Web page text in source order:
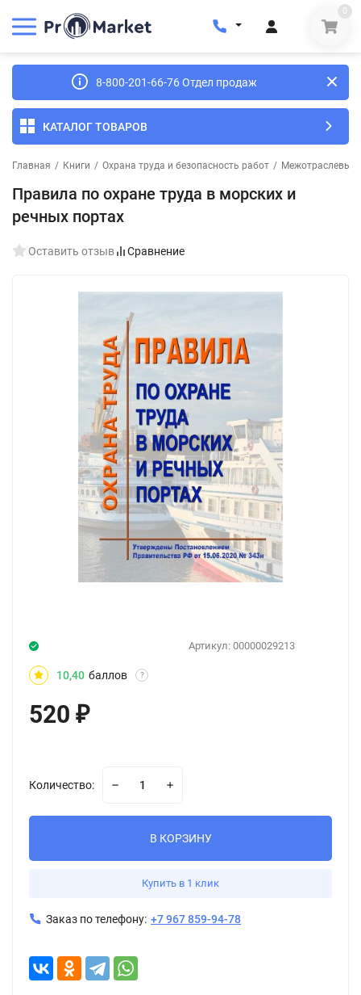
0
8-800-201-66-76 Отдел продаж
КАТАЛОГ ТОВАРОВ
Главная / Книги / Охрана труда и безопасность работ / Межотраслевые
Правила по охране труда в морских и
речных портах
Оставить отзыв Сравнение
Артикул: 00000029213
10,40 баллов ?
520 ₽
Количество:
В КОРЗИНУ
Купить в 1 клик
Заказ по телефону: +7 967 859-94-78